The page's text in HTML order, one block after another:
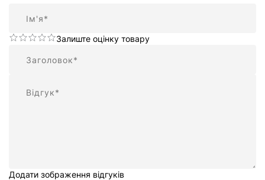
Залиште оцінку товару
Додати зображення відгуків